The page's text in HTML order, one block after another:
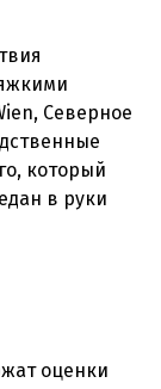
Северное
который
в руки
оценки